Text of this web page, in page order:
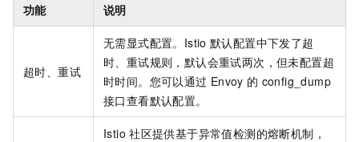
功能 说明
超时、重试
无需显式配置。Istio 默认配置中下发了超
时、重试规则，默认会重试两次，但未配置超
时时间。您可以通过 Envoy 的 config_dump
接口查看默认配置。
Istio 社区提供基于异常值检测的熔断机制，